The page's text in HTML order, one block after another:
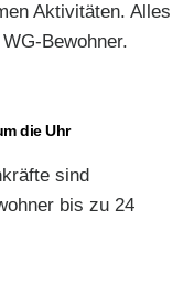
Aktivitäten. Alles
Bewohner.
die Uhr
sind
bis zu 24